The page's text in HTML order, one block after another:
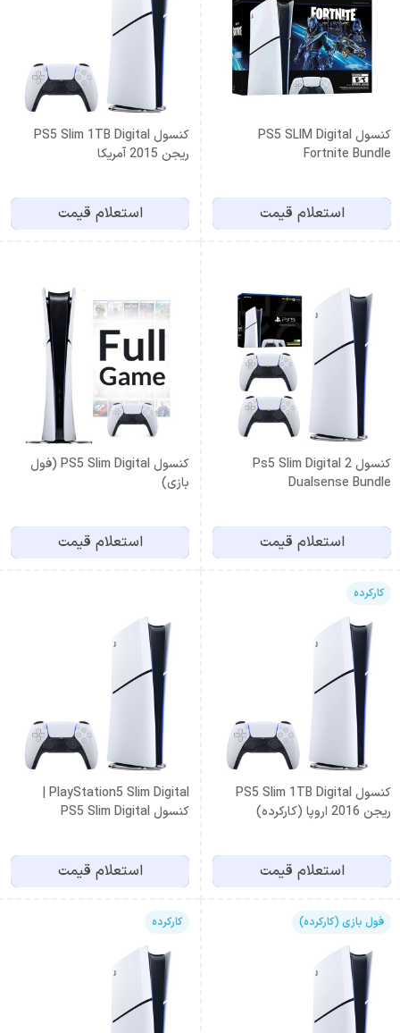
کنسول PS5 SLIM Digital
Fortnite Bundle
استعلام قیمت
کنسول PS5 Slim 1TB Digital
ریجن 2015 آمریکا
استعلام قیمت
کنسول Ps5 Slim Digital 2
Dualsense Bundle
استعلام قیمت
کنسول PS5 Slim Digital (فول
بازی)
استعلام قیمت
کارکرده
کنسول PS5 Slim 1TB Digital
ریجن 2016 اروپا (کارکرده)
استعلام قیمت
کنسول PS5 Slim Digital
استعلام قیمت
فول بازی (کارکرده) کارکرده